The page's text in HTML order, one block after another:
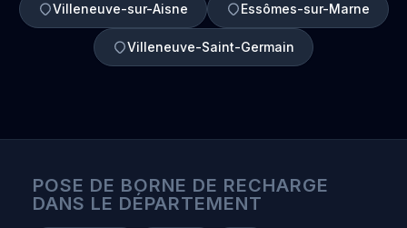
Villeneuve-sur-Aisne Essômes-sur-Marne
Villeneuve-Saint-Germain
POSE DE BORNE DE RECHARGE
DANS LE DÉPARTEMENT